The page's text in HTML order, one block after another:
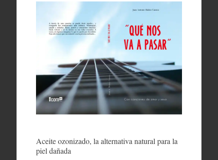
Aceite ozonizado, la alternativa natural para la
piel dañada